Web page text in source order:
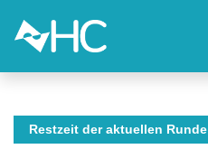
Restzeit der aktuellen Runde